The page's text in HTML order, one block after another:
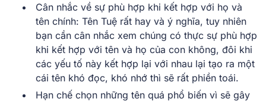
Cân nhắc về sự phù hợp khi kết hợp với họ và
tên chính: Tên Tuệ rất hay và ý nghĩa, tuy nhiên
bạn cần cân nhắc xem chúng có thực sự phù hợp
khi kết hợp với tên và họ của con không, đôi khi
các yếu tố này kết hợp lại với nhau lại tạo ra một
cái tên khó đọc, khó nhớ thì sẽ rất phiền toái.
Hạn chế chọn những tên quá phổ biến vì sẽ gây